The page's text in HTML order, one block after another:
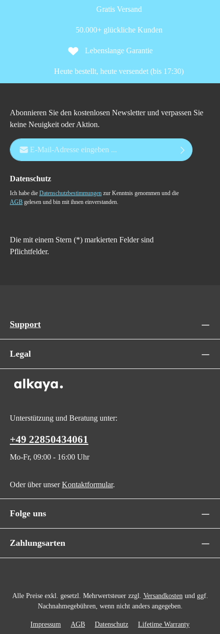
Gratis Versand
50.000+ glückliche Kunden
Lebenslange Garantie
Heute bestellt, heute versendet (bis 17:30)
Abonnieren Sie den kostenlosen Newsletter und verpassen Sie
keine Neuigkeit oder Aktion.
E-Mail-Adresse*
Datenschutz
Ich habe die Datenschutzbestimmungen zur Kenntnis genommen und die
AGB gelesen und bin mit ihnen einverstanden.
Die mit einem Stern (*) markierten Felder sind
Pflichtfelder.
Support
Legal
Unterstützung und Beratung unter:
+49 22850434061
Mo-Fr, 09:00 - 16:00 Uhr
Oder über unserKontaktformular.
Folge uns
Zahlungsarten
Alle Preise exkl. gesetzl. Mehrwertsteuer zzgl. Versandkostenund ggf.
Nachnahmegebühren, wenn nicht anders angegeben.
Impressum AGB Datenschutz Lifetime Warranty